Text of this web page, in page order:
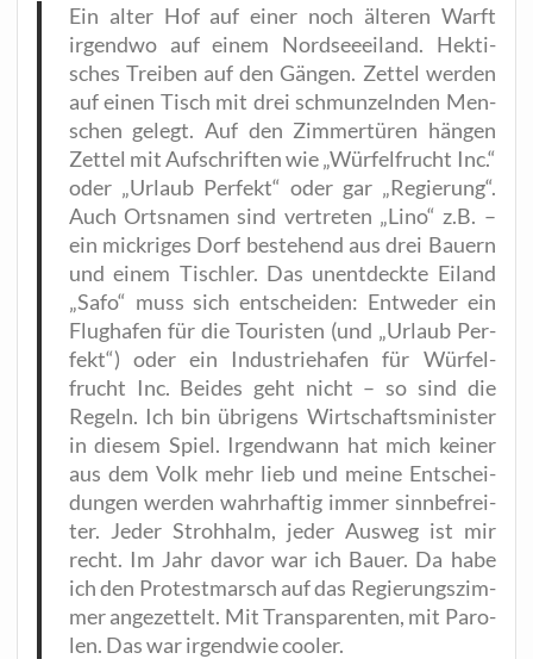
Ein alter Hof auf einer noch älte­ren Warft
irgend­wo auf einem Nord­see­ei­land. Hek­ti­
sches Trei­ben auf den Gän­gen. Zet­tel wer­den
auf einen Tisch mit drei schmun­zeln­den Men­
schen gelegt. Auf den Zim­mer­tü­ren hän­gen
Zet­tel mit Auf­schrif­ten wie „Wür­fel­frucht Inc.“
oder „Urlaub Per­fekt“ oder gar „Regie­rung“.
Auch Orts­na­men sind ver­tre­ten „Lino“ z.B. –
ein mick­ri­ges Dorf bestehend aus drei Bau­ern
und einem Tisch­ler. Das unent­deck­te Eiland
„Safo“ muss sich ent­schei­den: Ent­we­der ein
Flug­ha­fen für die Tou­ris­ten (und „Urlaub Per­
fekt“) oder ein Indus­trie­ha­fen für Wür­fel­
frucht Inc. Bei­des geht nicht – so sind die
Regeln. Ich bin übri­gens Wirt­schafts­mi­nis­ter
in die­sem Spiel. Irgend­wann hat mich kei­ner
aus dem Volk mehr lieb und mei­ne Ent­schei­
dun­gen wer­den wahr­haf­tig immer sinn­be­frei­
ter. Jeder Stroh­halm, jeder Aus­weg ist mir
recht. Im Jahr davor war ich Bau­er. Da habe
ich den Pro­test­marsch auf das Regie­rungs­zim­
mer ange­zet­telt. Mit Trans­pa­ren­ten, mit Paro­
len. Das war irgend­wie cooler.